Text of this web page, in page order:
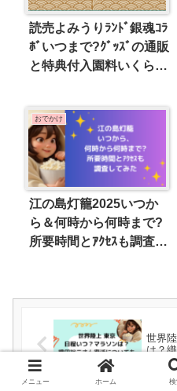
読売よみうりﾗﾝﾄﾞ銀魂ｺﾗ
ﾎﾞいつまで?ｸﾞｯｽﾞの通販
と特典付入園料いくらか
おでかけ
江の島灯籠2025いつか
ら＆何時から何時まで?
所要時間とｱｸｾｽも調査し
世界
は？
メニュー ホーム